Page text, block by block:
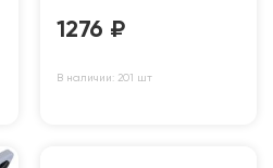
1276 ₽
В наличии: 201 шт